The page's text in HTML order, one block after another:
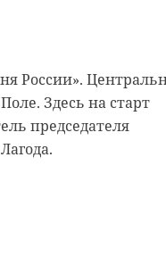
России».
Здесь на старт
председателя
Реставрируют
дома,
больше
документы
была жизнь Анны